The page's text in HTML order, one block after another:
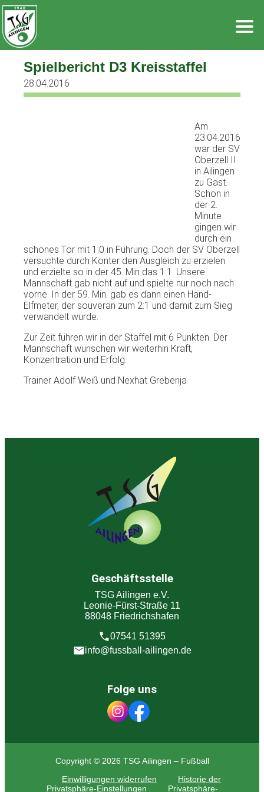
Zum
Inhalt
springen
Spielbericht D3 Kreisstaffel
28.04.2016
Am
23.04.2016
war der SV
Oberzell II
in Ailingen
zu Gast.
Schon in
der 2.
Minute
gingen wir
durch ein
schönes Tor mit 1:0 in Führung. Doch der SV Oberzell
versuchte durch Konter den Ausgleich zu erzielen
und erzielte so in der 45. Min das 1:1. Unsere
Mannschaft gab nicht auf und spielte nur noch nach
vorne. In der 59. Min. gab es dann einen Hand-
Elfmeter, der souverän zum 2:1 und damit zum Sieg
verwandelt wurde.
Zur Zeit führen wir in der Staffel mit 6 Punkten. Der
Mannschaft wünschen wir weiterhin Kraft,
Konzentration und Erfolg.
Trainer Adolf Weiß und Nexhat Grebenja
Geschäftsstelle
TSG Ailingen e.V.
Leonie-Fürst-Straße 11
88048 Friedrichshafen
07541 51395
info@fussball-ailingen.de
Folge uns
Copyright © 2026 TSG Ailingen – Fußball
Einwilligungen widerrufen
Historie der
Privatsphäre-Einstellungen
Privatsphäre-